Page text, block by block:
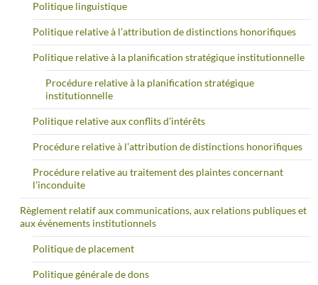
Politique linguistique
Politique relative à l’attribution de distinctions honorifiques
Politique relative à la planification stratégique institutionnelle
Procédure relative à la planification stratégique
institutionnelle
Politique relative aux conflits d’intérêts
Procédure relative à l’attribution de distinctions honorifiques
Procédure relative au traitement des plaintes concernant
l’inconduite
Règlement relatif aux communications, aux relations publiques et
aux évènements institutionnels
Politique de placement
Politique générale de dons